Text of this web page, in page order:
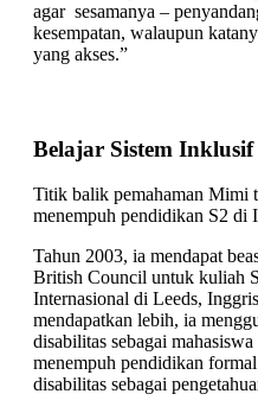
agar sesamanya –
kesempatan, walaupun
yang akses.”
Belajar Sistem
Titik balik pemahaman Mimi
menempuh pendidikan S2 di
Tahun 2003, ia mendapat
British Council untuk kuliah
Internasional di Leeds,
mendapatkan lebih, ia
disabilitas sebagai
menempuh pendidikan
disabilitas sebagai